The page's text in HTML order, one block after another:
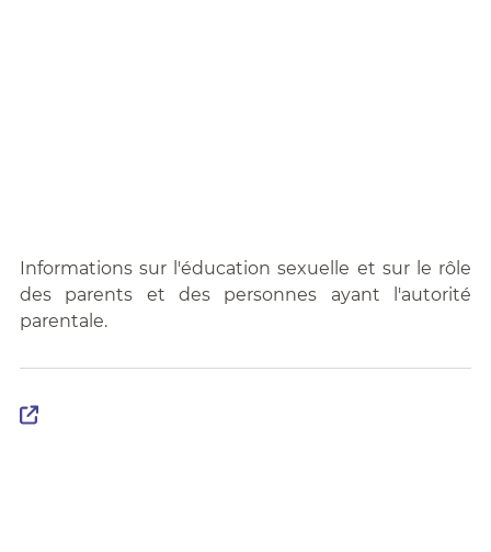
Informations sur l'éducation sexuelle et sur le rôle
des parents et des personnes ayant l'autorité
parentale.